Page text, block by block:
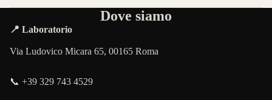
Dove siamo
📍 Laboratorio
Via Ludovico Micara 65, 00165 Roma
📞 +39 329 743 4529